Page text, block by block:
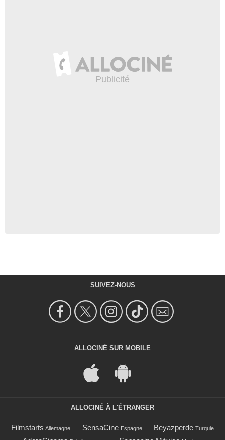
SUIVEZ-NOUS
ALLOCINÉ SUR MOBILE
ALLOCINÉ À L'ÉTRANGER
Filmstarts Allemagne SensaCine Espagne Beyazperde Turquie